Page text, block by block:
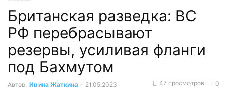
Британская разведка: ВС
РФ перебрасывают
резервы, усиливая фланги
под Бахмутом
Автор: Ирина Жаткина - 21.05.2023 0
47 просмотров